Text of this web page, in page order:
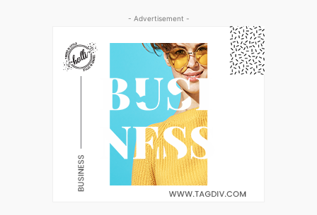
- Advertisement -